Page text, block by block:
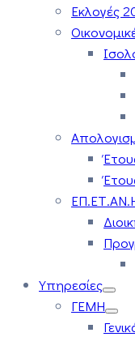
Εκλογές
Υπηρεσίες
ΓΕΜΗ